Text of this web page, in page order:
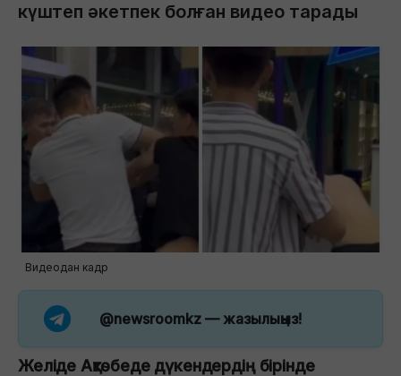
күштеп әкетпек болған видео тарады
Видеодан кадр
@newsroomkz — жазылыңыз!
Желіде Ақтөбеде дүкендердің бірінде